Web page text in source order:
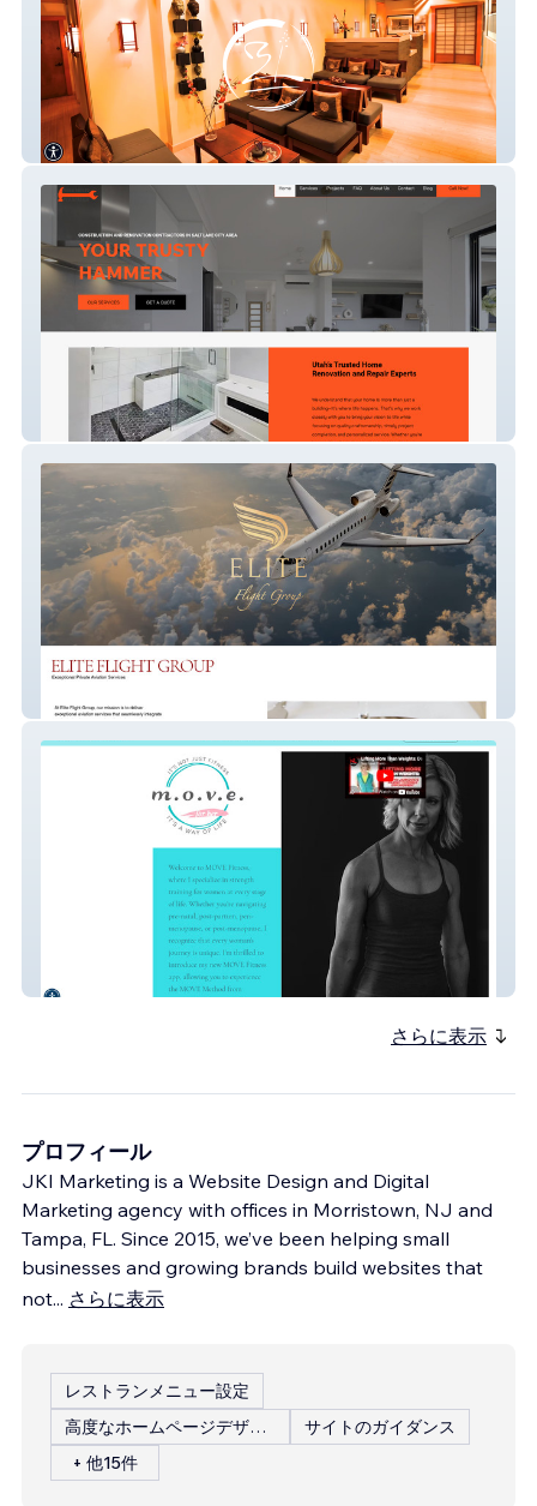
7-point-wellness
Your Trusty Hammer
Elite Flight Group
Move Fitness for Her
さらに表示
プロフィール
JKI Marketing is a Website Design and Digital
Marketing agency with offices in Morristown, NJ and
Tampa, FL. Since 2015, we’ve been helping small
businesses and growing brands build websites that
not... さらに表示
レストランメニュー設定
高度なホームページデザイン
サイトのガイダンス
+ 他15件